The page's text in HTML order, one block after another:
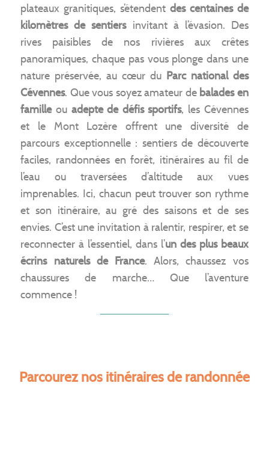
plateaux granitiques, s’étendent des centaines de
kilomètres de sentiersinvitant à l’évasion. Des
rives paisibles de nos rivières aux crêtes
panoramiques, chaque pas vous plonge dans une
nature préservée, au cœur du Parc national des
Cévennes. Que vous soyez amateur de balades en
familleou adepte de défis sportifs, les Cévennes
et le Mont Lozère offrent une diversité de
parcours exceptionnelle : sentiers de découverte
faciles, randonnées en forêt, itinéraires au fil de
l’eau ou traversées d’altitude aux vues
imprenables. Ici, chacun peut trouver son rythme
et son itinéraire, au gré des saisons et de ses
envies. C’est une invitation à ralentir, respirer, et se
reconnecter à l’essentiel, dans l’un des plus beaux
écrins naturels de France. Alors, chaussez vos
chaussures de marche… Que l’aventure
commence !
Parcourez nos itinéraires de randonnée